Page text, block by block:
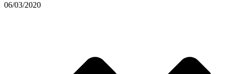
06/03/2020